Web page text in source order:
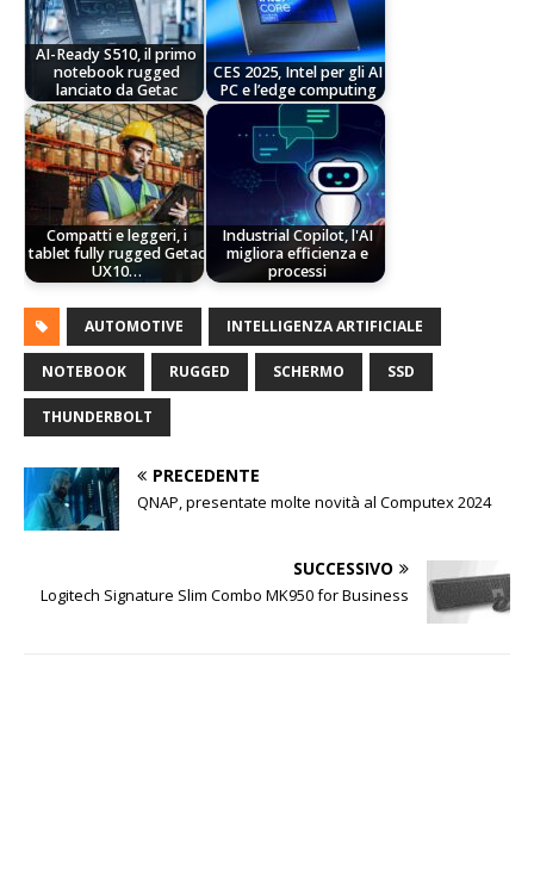
AI-Ready S510, il primo
notebook rugged
lanciato da Getac
CES 2025, Intel per gli AI
PC e l’edge computing
Compatti e leggeri, i
tablet fully rugged Getac
UX10…
Industrial Copilot, l'AI
migliora efficienza e
processi
AUTOMOTIVE INTELLIGENZA ARTIFICIALE
NOTEBOOK RUGGED SCHERMO SSD
THUNDERBOLT
PRECEDENTE
QNAP, presentate molte novità al Computex 2024
SUCCESSIVO
Logitech Signature Slim Combo MK950 for Business